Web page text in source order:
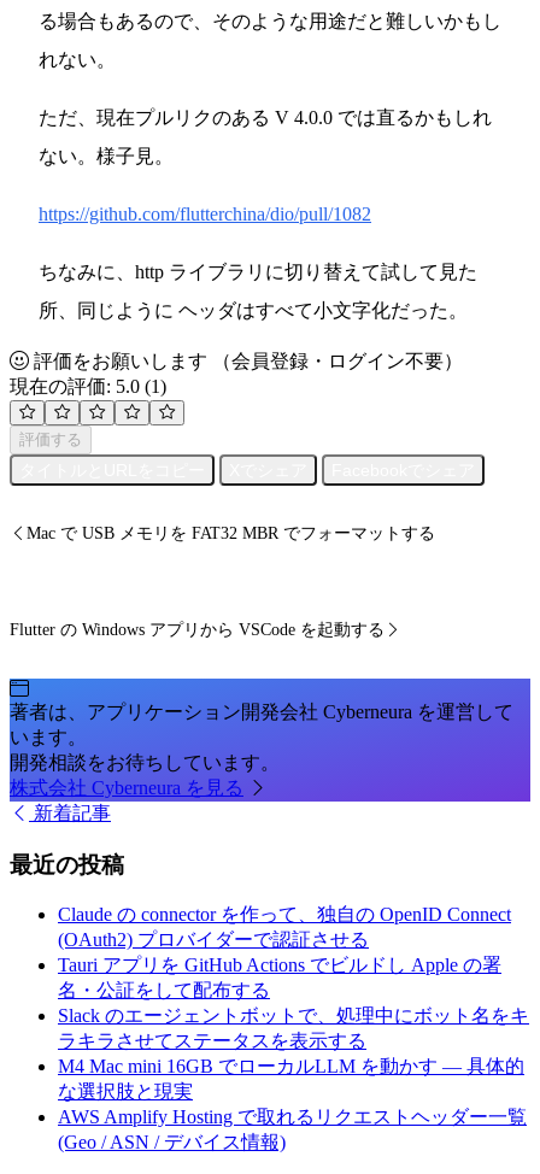
る場合もあるので、そのような用途だと難しいかもし
れない。
ただ、現在プルリクのある V 4.0.0 では直るかもしれ
ない。様子見。
https://github.com/flutterchina/dio/pull/1082
ちなみに、http ライブラリに切り替えて試して見た
所、同じように ヘッダはすべて小文字化だった。
評価をお願いします
（会員登録・ログイン不要）
現在の評価: 5.0 (1)
評価する
Mac で USB メモリを FAT32 MBR でフォーマットする
Flutter の Windows アプリから VSCode を起動する
著者は、アプリケーション開発会社 Cyberneura を運営して
います。
開発相談をお待ちしています。
株式会社 Cyberneura を見る
新着記事
最近の投稿
Claude の connector を作って、独自の OpenID Connect
(OAuth2) プロバイダーで認証させる
Tauri アプリを GitHub Actions でビルドし Apple の署
名・公証をして配布する
Slack のエージェントボットで、処理中にボット名をキ
ラキラさせてステータスを表示する
M4 Mac mini 16GB でローカルLLM を動かす — 具体的
な選択肢と現実
AWS Amplify Hosting で取れるリクエストヘッダー一覧
(Geo / ASN / デバイス情報)